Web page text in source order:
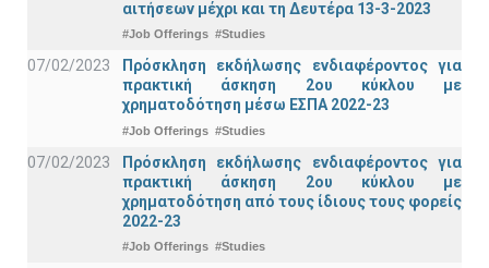
αιτήσεων μέχρι και τη Δευτέρα 13-3-2023
#Job Offerings #Studies
07/02/2023
Πρόσκληση εκδήλωσης ενδιαφέροντος για
πρακτική άσκηση 2ου κύκλου με
χρηματοδότηση μέσω ΕΣΠΑ 2022-23
#Job Offerings #Studies
07/02/2023
Πρόσκληση εκδήλωσης ενδιαφέροντος για
πρακτική άσκηση 2ου κύκλου με
χρηματοδότηση από τους ίδιους τους φορείς
2022-23
#Job Offerings #Studies